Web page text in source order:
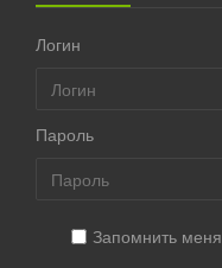
Логин
Пароль
Запомнить меня